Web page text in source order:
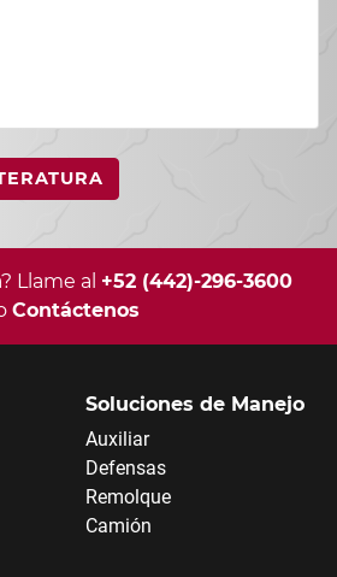
Llame al +52 (442)-296-3600
Contáctenos
Soluciones de Manejo
Auxiliar
Defensas
Remolque
Camión